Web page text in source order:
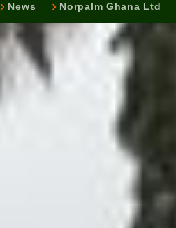
News Norpalm Ghana Ltd